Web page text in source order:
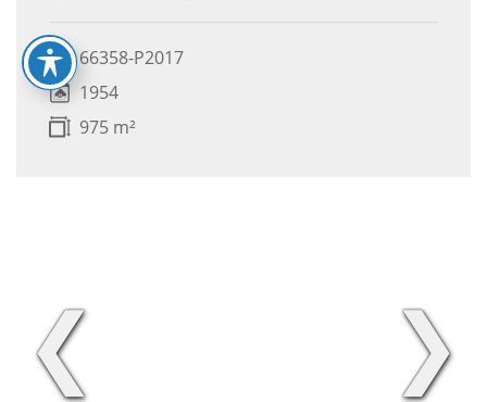
66358-P2017
1954
975 m²
❮ ❯